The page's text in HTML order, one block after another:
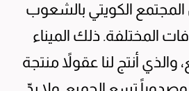
الكويتي بالشعوب
المختلفة. ذلك الميناء
والذي أنتج لنا عقولاً منتجة